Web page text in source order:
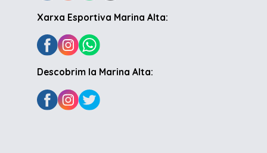
Xarxa Esportiva Marina Alta:
Descobrim la Marina Alta: